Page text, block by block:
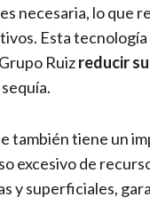
necesaria, lo que
Esta tecnología
Ruizreducir
también tiene un
excesivo de
y superficiales,